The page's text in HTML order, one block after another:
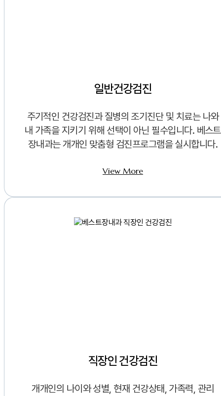
일반건강검진
주기적인 건강검진과 질병의 조기진단 및 치료는 나와
내 가족을 지키기 위해 선택이 아닌 필수입니다. 베스트
장내과는 개개인 맞춤형 검진프로그램을 실시합니다.
View More
직장인 건강검진
개개인의 나이와 성별, 현재 건강상태, 가족력, 관리